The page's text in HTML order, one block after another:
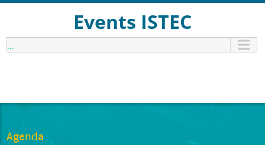
Events ISTEC
...
Agenda
1:00 am